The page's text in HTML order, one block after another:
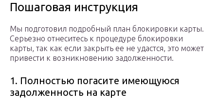
Пошаговая инструкция
Мы подготовил подробный план блокировки карты.
Серьезно отнеситесь к процедуре блокировки
карты, так как если закрыть ее не удастся, это может
привести к возникновению задолженности.
1. Полностью погасите имеющуюся
задолженность на карте